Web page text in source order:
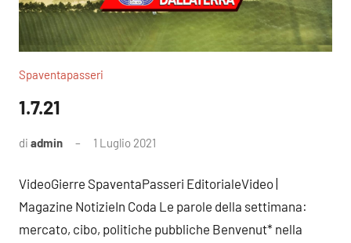
Spaventapasseri
1.7.21
di admin 1 Luglio 2021
VideoGierre SpaventaPasseri EditorialeVideo |
Magazine NotizieIn Coda Le parole della settimana:
mercato, cibo, politiche pubbliche Benvenut* nella